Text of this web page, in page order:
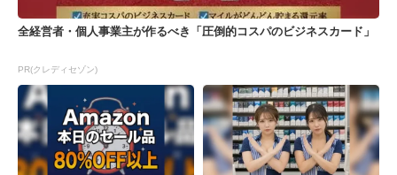
全経営者・個人事業主が作るべき「圧倒的コスパのビジネスカード」
PR(クレディセゾン)